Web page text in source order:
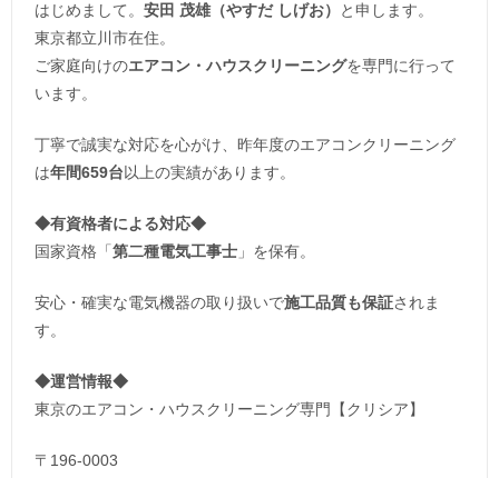
はじめまして。 安田 茂雄（やすだ しげお）
と申します。
東京都立川市在住。
ご家庭向けのエアコン・ハウスクリーニングを専門に行って
います。
丁寧で誠実な対応を心がけ、昨年度のエアコンクリーニング
は年間659台以上の実績があります。
◆有資格者による対応◆
国家資格「 第二種電気工事士 」を保有。
安心・確実な電気機器の取り扱いで施工品質も保証されま
す。
◆運営情報◆
東京のエアコン・ハウスクリーニング専門【クリシア】
〒196-0003